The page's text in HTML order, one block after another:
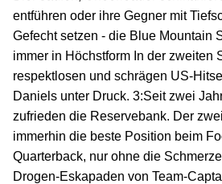
entführen oder ihre Gegner mit
Gefecht setzen - die Blue Mountain
immer in Höchstform In der zweiten
respektlosen und schrägen US-
Daniels unter Druck. 3:Seit zwei
zufrieden die Reservebank. Der
immerhin die beste Position beim
Quarterback, nur ohne die
Drogen-Eskapaden von Team-